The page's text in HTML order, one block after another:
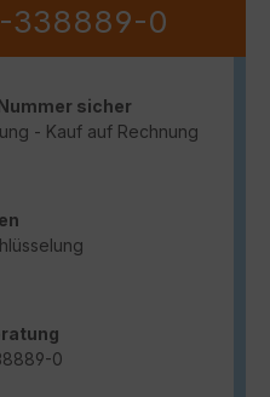
338889-0
sicher
- Kauf auf Rechnung
0